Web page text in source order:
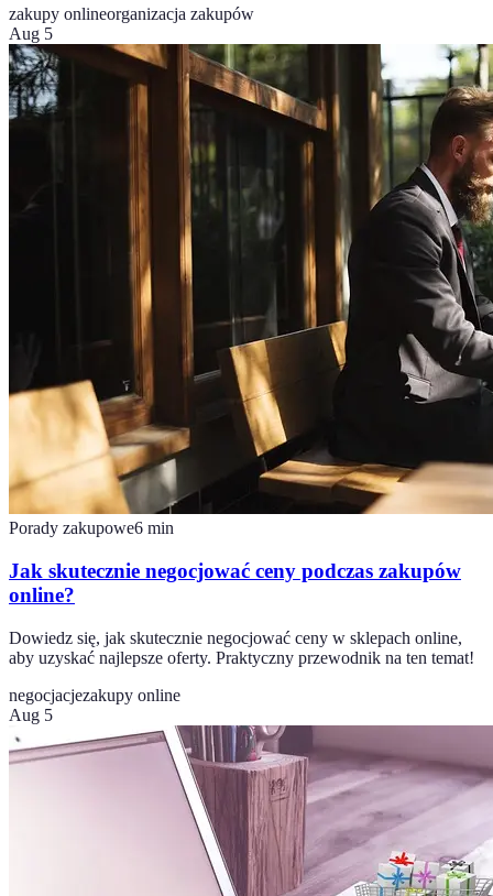
zakupy onlineorganizacja zakupów
Aug 5
Porady zakupowe6 min
Jak skutecznie negocjować ceny podczas zakupów
online?
Dowiedz się, jak skutecznie negocjować ceny w sklepach online,
aby uzyskać najlepsze oferty. Praktyczny przewodnik na ten temat!
negocjacjezakupy online
Aug 5